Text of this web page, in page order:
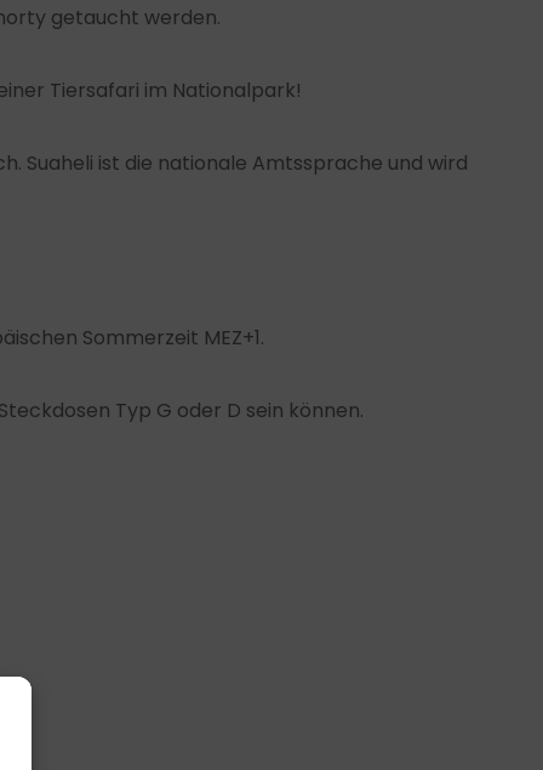
getaucht werden.
Tiersafari im Nationalpark!
Suaheli ist die nationale Amtssprache und wird
Sommerzeit MEZ+1.
Typ G oder D sein können.